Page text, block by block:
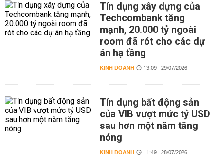
Tín dụng xây dựng của
Techcombank tăng
mạnh, 20.000 tỷ ngoài
room đã rót cho các dự
án hạ tầng
KINH DOANH 13:09 | 29/07/2026
Tín dụng bất động sản
của VIB vượt mức tỷ USD
sau hơn một năm tăng
nóng
KINH DOANH 11:49 | 28/07/2026